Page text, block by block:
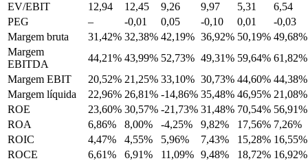
EV/EBIT
12,94 12,45 9,26 9,97 5,31
6,54
PEG
– -0,01 0,05 -0,10 0,01
-0,03
Margem bruta
31,42% 32,38% 42,19% 36,92% 50,19% 49,68%
Margem
EBITDA
44,21% 43,99% 52,73% 49,31% 59,64% 61,82%
Margem EBIT
20,52% 21,25% 33,10% 30,73% 44,60% 44,38%
Margem líquida
22,96% 26,81% -14,86% 35,48% 46,95% 21,08%
ROE
23,60% 30,57% -21,73% 31,48% 70,54% 56,91%
ROA
6,86% 8,00% -4,25% 9,82% 17,56% 7,26%
ROIC
4,47% 4,55% 5,96% 7,43% 15,28% 16,55%
ROCE
6,61% 6,91% 11,09% 9,48% 18,72% 16,92%